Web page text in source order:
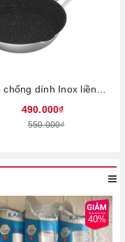
490.000₫
550.000₫
40%